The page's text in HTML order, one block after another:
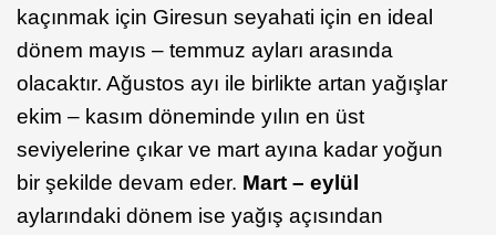
kaçınmak için Giresun seyahati için en ideal
dönem mayıs – temmuz ayları arasında
olacaktır. Ağustos ayı ile birlikte artan yağışlar
ekim – kasım döneminde yılın en üst
seviyelerine çıkar ve mart ayına kadar yoğun
bir şekilde devam eder. Mart – eylül
aylarındaki dönem ise yağış açısından